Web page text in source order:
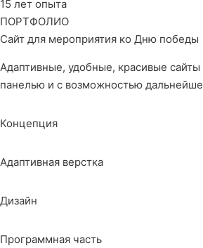
15 лет опыта
ПОРТФОЛИО
Сайт для мероприятия ко Дню победы
Адаптивные, удобные, красивые
панелью и с возможностью
Концепция
Адаптивная верстка
Дизайн
Программная часть